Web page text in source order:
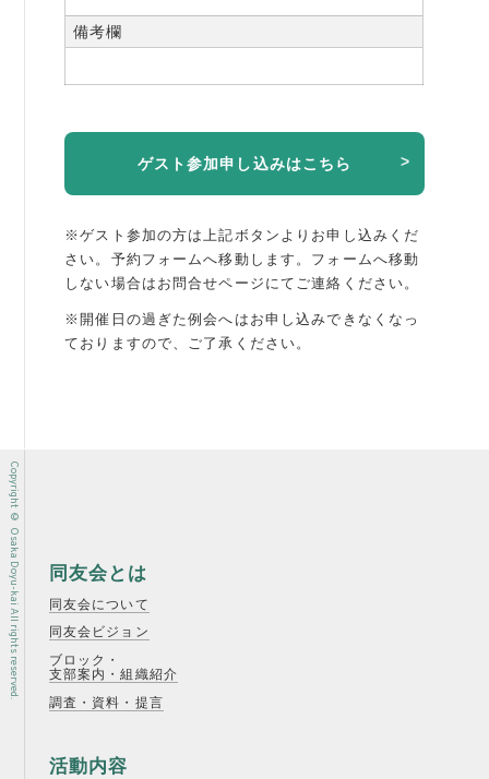
備考欄
ゲスト参加申し込みはこちら
※ゲスト参加の方は上記ボタンよりお申し込みくだ
さい。予約フォームへ移動します。 フォームへ移動
しない場合はお問合せページにてご連絡ください。
※開催日の過ぎた例会へはお申し込みできなくなっ
ておりますので、ご了承ください。
同友会とは
同友会について
同友会ビジョン
ブロック・
支部案内・組織紹介
調査・資料・提言
活動内容
Copyright © Osaka Doyu-kai All rights reserved.